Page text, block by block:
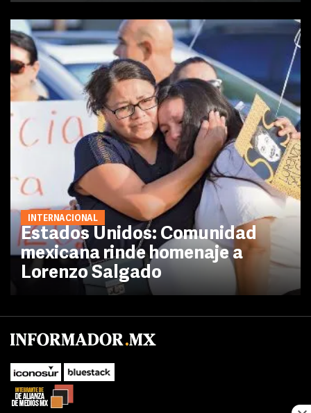
INTERNACIONAL
Estados Unidos: Comunidad
mexicana rinde homenaje a
Lorenzo Salgado